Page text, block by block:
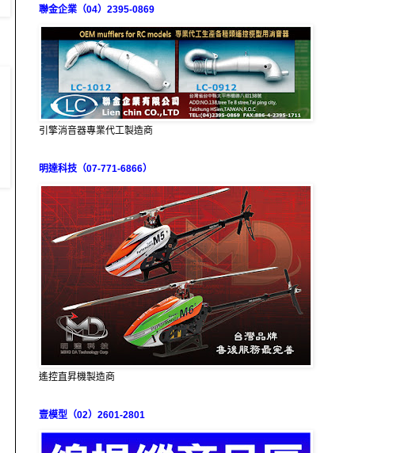
聯金企業（04）2395-0869
引擎消音器專業代工製造商
明達科技（07-771-6866）
遙控直昇機製造商
壹模型（02）2601-2801